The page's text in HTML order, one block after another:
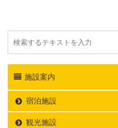
施設案内
宿泊施設
観光施設